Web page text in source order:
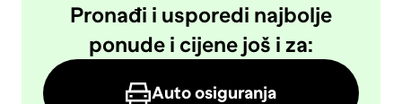
Pronađi i usporedi najbolje
ponude i cijene još i za:
Auto osiguranja